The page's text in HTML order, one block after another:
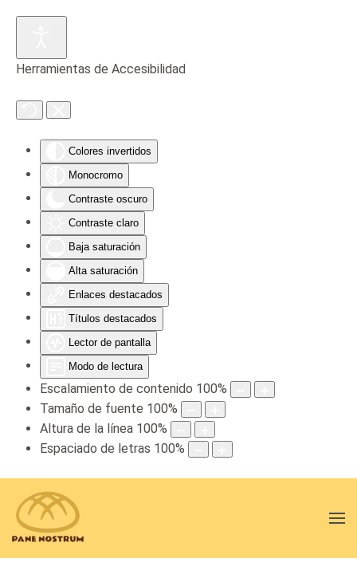
Herramientas de Accesibilidad
Colores invertidos
Monocromo
Contraste oscuro
Contraste claro
Baja saturación
Alta saturación
Enlaces destacados
Títulos destacados
Lector de pantalla
Modo de lectura
Escalamiento de contenido 100%
Tamaño de fuente 100%
Altura de la línea 100%
Espaciado de letras 100%